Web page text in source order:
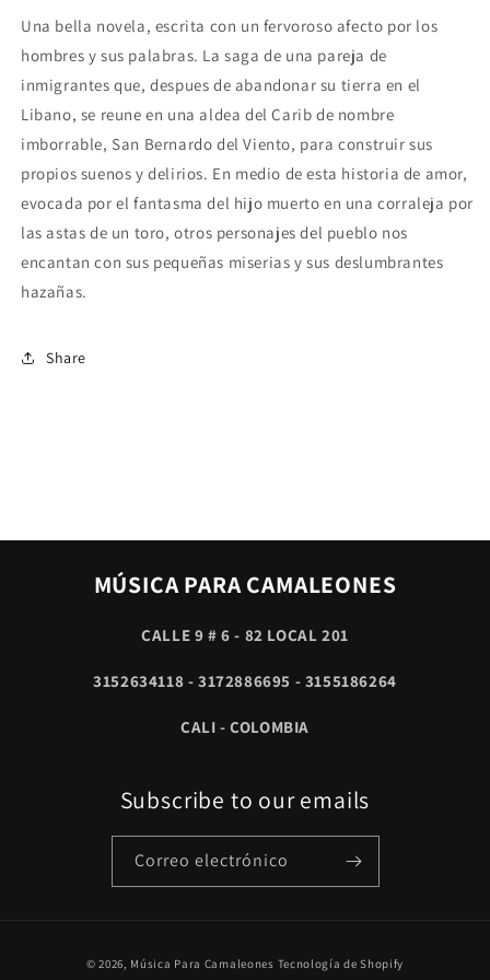
Una bella novela, escrita con un fervoroso afecto por los
hombres y sus palabras. La saga de una pareja de
inmigrantes que, despues de abandonar su tierra en el
Libano, se reune en una aldea del Carib de nombre
imborrable, San Bernardo del Viento, para construir sus
propios suenos y delirios. En medio de esta historia de amor,
evocada por el fantasma del hijo muerto en una corraleja por
las astas de un toro, otros personajes del pueblo nos
encantan con sus pequeñas miserias y sus deslumbrantes
hazañas.
Share
MÚSICA PARA CAMALEONES
CALLE 9 # 6 - 82 LOCAL 201
3152634118 - 3172886695 - 3155186264
CALI - COLOMBIA
Subscribe to our emails
Correo electrónico
© 2026, Música Para Camaleones Tecnología de Shopify